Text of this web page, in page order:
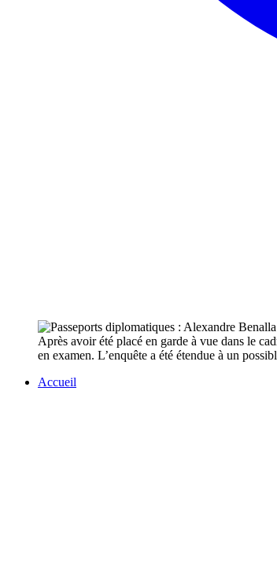
Après avoir été placé en garde à vue dans le
en examen. L’enquête a été étendue à un
Accueil